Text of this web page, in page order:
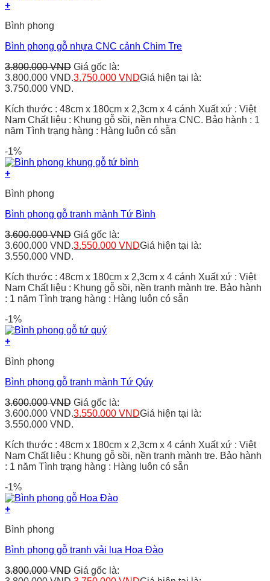
+
Bình phong
Bình phong gỗ nhựa CNC cảnh Chim Tre
3.800.000VND Giá gốc là:
3.800.000 VND.3.750.000 VNDGiá hiện tại là:
3.750.000 VND.
Kích thước : 48cm x 180cm x 2,3cm x 4 cánh Xuất xứ : Việt
Nam Chất liệu : Khung gỗ sồi, nền nhựa CNC. Bảo hành : 1
năm Tình trạng hàng : Hàng luôn có sẵn
-1%
+
Bình phong
Bình phong gỗ tranh mành Tứ Bình
3.600.000VND Giá gốc là:
3.600.000 VND.3.550.000 VNDGiá hiện tại là:
3.550.000 VND.
Kích thước : 48cm x 180cm x 2,3cm x 4 cánh Xuất xứ : Việt
Nam Chất liệu : Khung gỗ sồi, nền tranh mành tre. Bảo hành
: 1 năm Tình trạng hàng : Hàng luôn có sẵn
-1%
+
Bình phong
Bình phong gỗ tranh mành Tứ Qúy
3.600.000VND Giá gốc là:
3.600.000 VND.3.550.000 VNDGiá hiện tại là:
3.550.000 VND.
Kích thước : 48cm x 180cm x 2,3cm x 4 cánh Xuất xứ : Việt
Nam Chất liệu : Khung gỗ sồi, nền tranh mành tre. Bảo hành
: 1 năm Tình trạng hàng : Hàng luôn có sẵn
-1%
+
Bình phong
Bình phong gỗ tranh vải lụa Hoa Đào
3.800.000VND Giá gốc là: